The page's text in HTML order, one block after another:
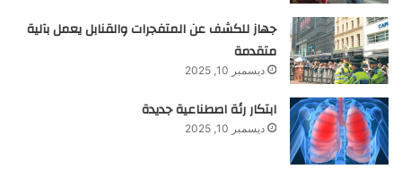
جهاز للكشف عن المتفجرات والقنابل يعمل بآلية
متقدمة
ديسمبر 10, 2025
ابتكار رئة اصطناعية جديدة
ديسمبر 10, 2025